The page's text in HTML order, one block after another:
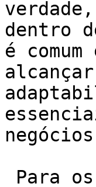
dentro
é